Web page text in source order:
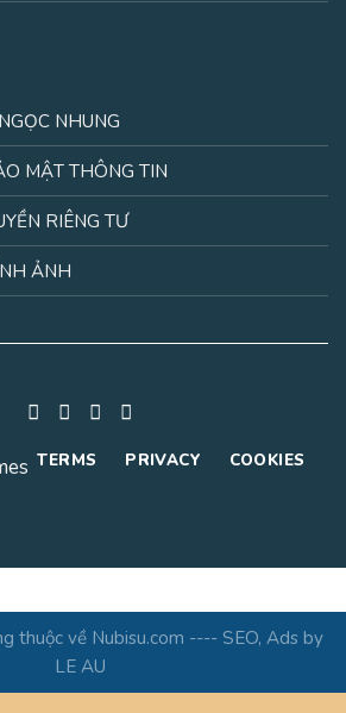
NHUNG
MẬT THÔNG TIN
RIÊNG TƯ
ẢNH
TERMS PRIVACY COOKIES
thuộc về Nubisu.com ---- SEO, Ads by
LE AU